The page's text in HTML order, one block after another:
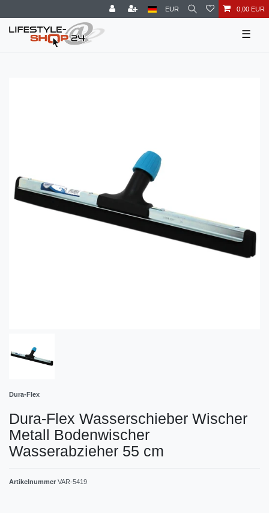
EUR 0,00 EUR
☰
Dura-Flex
Dura-Flex Wasserschieber Wischer
Metall Bodenwischer
Wasserabzieher 55 cm
Artikelnummer VAR-5419